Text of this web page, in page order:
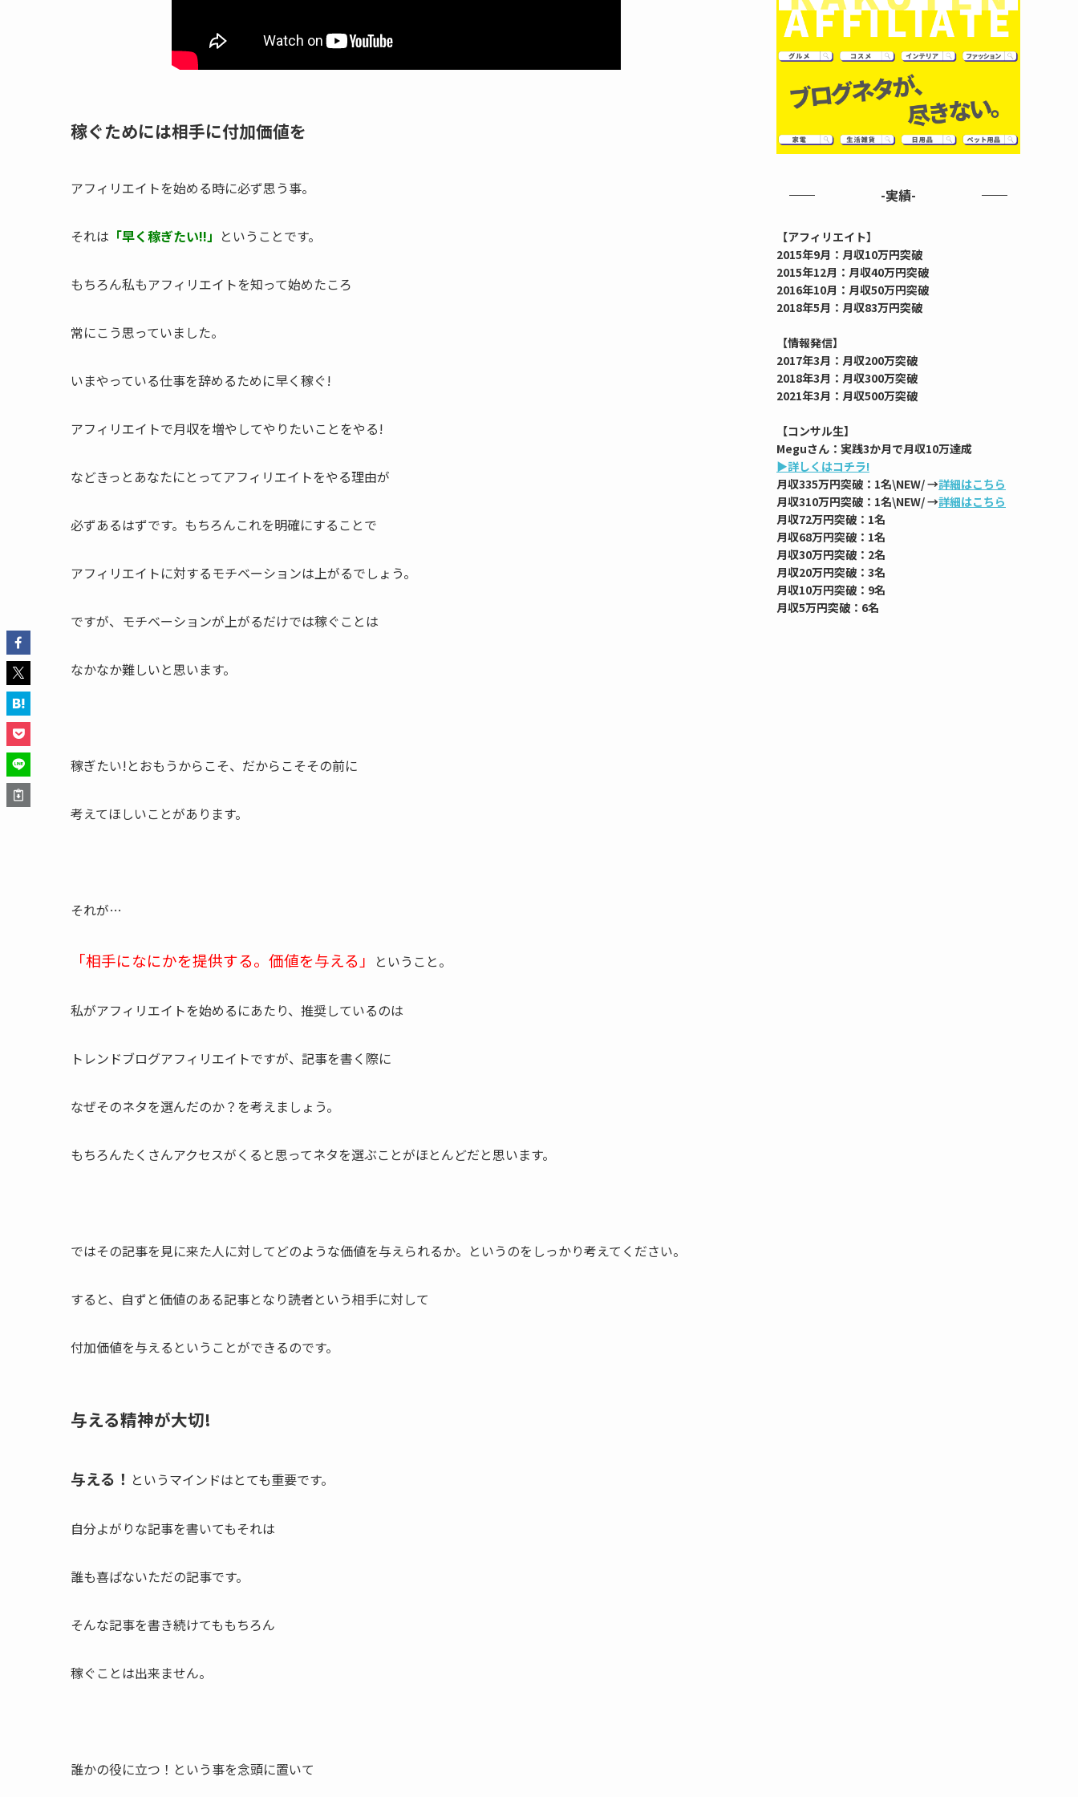
稼ぐためには相手に付加価値を
アフィリエイトを始める時に必ず思う事。
それは 「早く稼ぎたい!!」 ということです。
もちろん私もアフィリエイトを知って始めたころ
常にこう思っていました。
いまやっている仕事を辞めるために早く稼ぐ!
アフィリエイトで月収を増やしてやりたいことをやる!
などきっとあなたにとってアフィリエイトをやる理由が
必ずあるはずです。もちろんこれを明確にすることで
アフィリエイトに対するモチベーションは上がるでしょう。
ですが、モチベーションが上がるだけでは稼ぐことは
なかなか難しいと思います。
稼ぎたい!とおもうからこそ、だからこそその前に
考えてほしいことがあります。
それが…
「相手になにかを提供する。価値を与える」 ということ。
私がアフィリエイトを始めるにあたり、推奨しているのは
トレンドブログアフィリエイトですが、記事を書く際に
なぜそのネタを選んだのか？を考えましょう。
もちろんたくさんアクセスがくると思ってネタを選ぶことがほとんどだと思います。
ではその記事を見に来た人に対してどのような価値を与えられるか。というのをしっかり考えてください。
すると、自ずと価値のある記事となり読者という相手に対して
付加価値を与えるということができるのです。
与える精神が大切!
与える！ というマインドはとても重要です。
自分よがりな記事を書いてもそれは
誰も喜ばないただの記事です。
そんな記事を書き続けてももちろん
稼ぐことは出来ません。
誰かの役に立つ！という事を念頭に置いて
-実績-
【アフィリエイト】
2015年9月：月収10万円突破
2015年12月：月収40万円突破
2016年10月：月収50万円突破
2018年5月：月収83万円突破
【情報発信】
2017年3月：月収200万突破
2018年3月：月収300万突破
2021年3月：月収500万突破
【コンサル生】
Meguさん：実践3か月で月収10万達成
▶︎詳しくはコチラ!
月収335万円突破：1名\NEW/ →詳細はこちら
月収310万円突破：1名\NEW/ →詳細はこちら
月収72万円突破：1名
月収68万円突破：1名
月収30万円突破：2名
月収20万円突破：3名
月収10万円突破：9名
月収5万円突破：6名